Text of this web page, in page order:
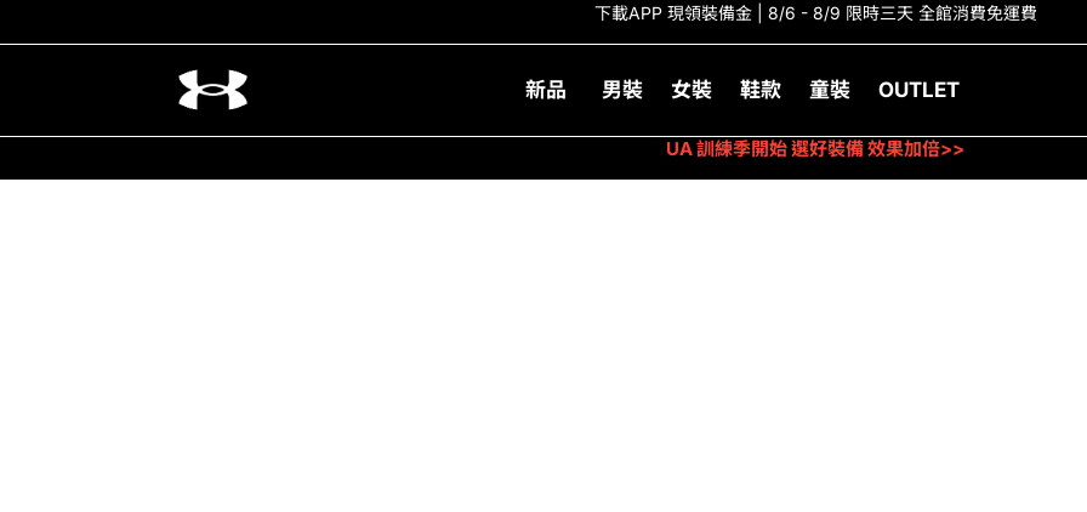
下載APP 現領裝備金 | 8/6 - 8/9 限時三天 全館消費免運費
新品 男裝 女裝 鞋款 童裝 OUTLET
UA 訓練季開始 選好裝備 效果加倍>>